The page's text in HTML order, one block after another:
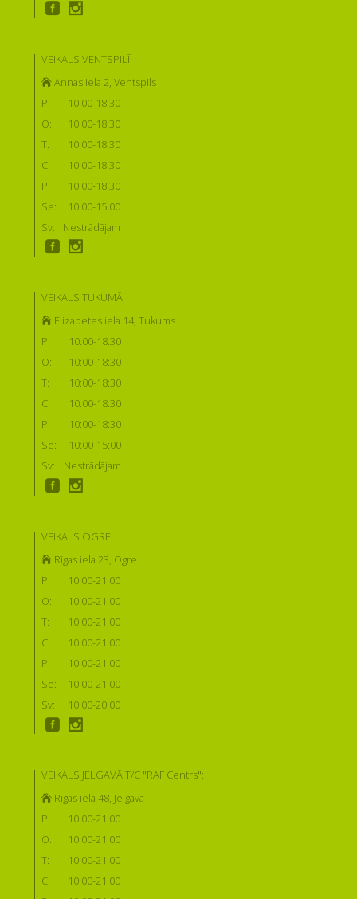
VEIKALS VENTSPILĪ:
Annas iela 2, Ventspils
P:
10:00-18:30
O:
10:00-18:30
T:
10:00-18:30
C:
10:00-18:30
P:
10:00-18:30
Se:
10:00-15:00
Sv:
Nestrādājam
VEIKALS TUKUMĀ
Elizabetes iela 14, Tukums
P:
10:00-18:30
O:
10:00-18:30
T:
10:00-18:30
C:
10:00-18:30
P:
10:00-18:30
Se:
10:00-15:00
Sv:
Nestrādājam
VEIKALS OGRĒ:
Rīgas iela 23, Ogre
P:
10:00-21:00
O:
10:00-21:00
T:
10:00-21:00
C:
10:00-21:00
P:
10:00-21:00
Se:
10:00-21:00
Sv:
10:00-20:00
VEIKALS JELGAVĀ T/C "RAF Centrs":
Rīgas iela 48, Jelgava
P:
10:00-21:00
O:
10:00-21:00
T:
10:00-21:00
C:
10:00-21:00